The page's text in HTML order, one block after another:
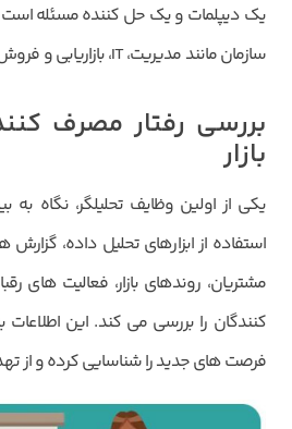
یک دیپلمات و یک حل کننده مسئله
سازمان مانند مدیریت، IT، بازاریابی و فروش ارتباط برقرار می کند.
بررسی رفتار مصرف
بازار
یکی از اولین وظایف تحلیلگر، نگاه به
استفاده از ابزارهای تحلیل داده، گزارش
مشتریان، روندهای بازار، فعالیت های
کنندگان را بررسی می کند. این
فرصت های جدید را شناسایی کرده و از